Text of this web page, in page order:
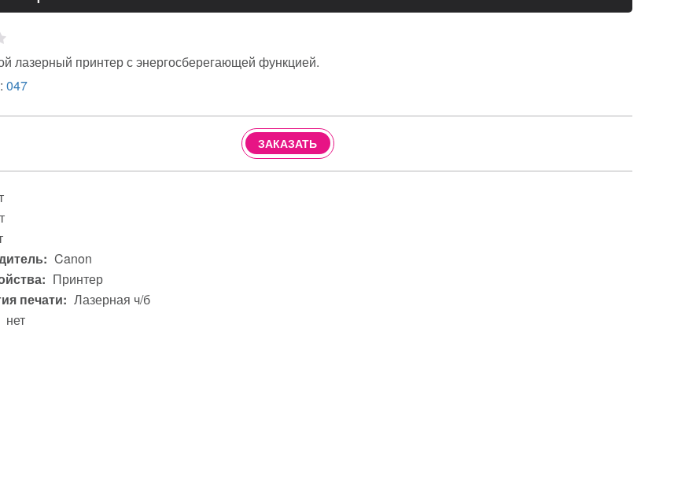
лазерный принтер с энергосберегающей функцией.
047
ЗАКАЗАТЬ
Canon
Принтер
печати: Лазерная ч/б
нет